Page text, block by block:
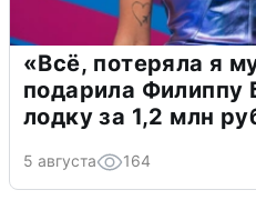
«Всё, потеряла я
подарила Филиппу
лодку за 1,2 млн
5 августа 164